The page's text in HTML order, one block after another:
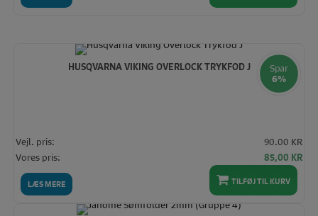
Spar
6%
HUSQVARNA VIKING OVERLOCK TRYKFOD J
LÆS MERE
Vejl. pris:
90.00 KR
Vores pris:
Den
oprindelige
pris
var:
85,00 KRDen
TILFØJ TIL KURV